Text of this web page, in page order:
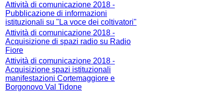
Attività di comunicazione 2018 -
Pubblicazione di informazioni
istituzionali su "La voce dei coltivatori"
Attività di comunicazione 2018 -
Acquisizione di spazi radio su Radio
Fiore
Attività di comunicazione 2018 -
Acquisizione spazi istituzionali
manifestazioni Cortemaggiore e
Borgonovo Val Tidone